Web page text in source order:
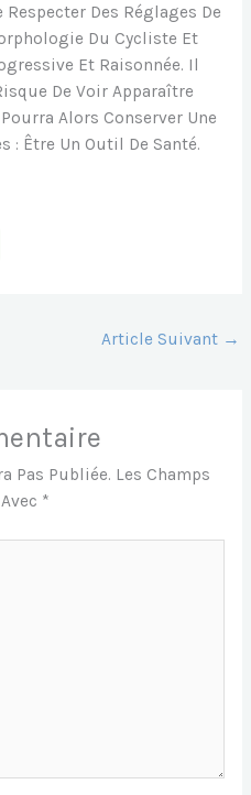
Des Réglages De
Du Cycliste Et
Et Raisonnée. Il
De Voir Apparaître
Alors Conserver Une
: Être Un Outil De Santé.
M
E
Article Suivant →
Pas Publiée. Les Champs
*